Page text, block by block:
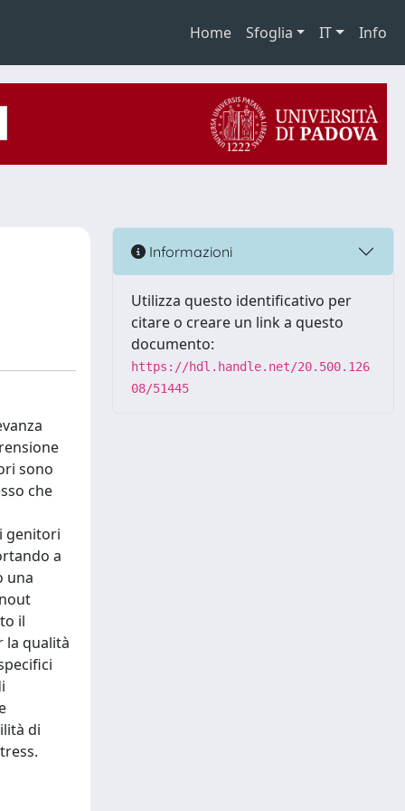
Home Sfoglia IT Info
sono
che
genitori
a
una
il
la qualità
di
Informazioni
Utilizza questo identificativo per
citare o creare un link a questo
documento:
https://hdl.handle.net/20.500.126
08/51445